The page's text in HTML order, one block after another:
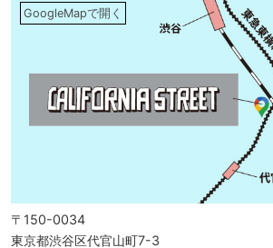
GoogleMapで開く
〒150-0034
東京都渋谷区代官山町7-3